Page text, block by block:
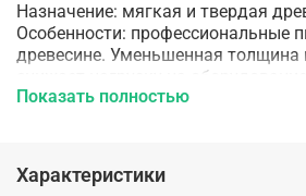
Назначение: мягкая и твердая
Особенности: профессиональные
древесине. Уменьшенная толщина
снижает нагрузку на
производительность работ.
Показать полностью
Характеристики